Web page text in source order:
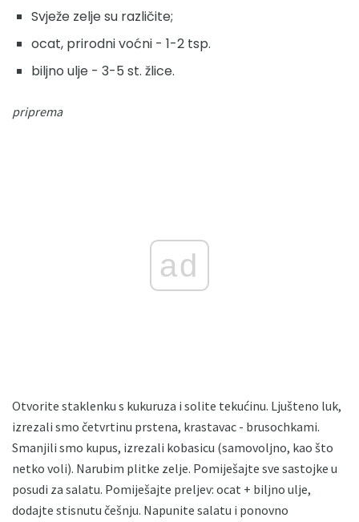
Svježe zelje su različite;
ocat, prirodni voćni - 1-2 tsp.
biljno ulje - 3-5 st. žlice.
priprema
ad
Otvorite staklenku s kukuruza i solite tekućinu. Ljušteno luk,
izrezali smo četvrtinu prstena, krastavac - brusochkami.
Smanjili smo kupus, izrezali kobasicu (samovoljno, kao što
netko voli). Narubim plitke zelje. Pomiješajte sve sastojke u
posudi za salatu. Pomiješajte preljev: ocat + biljno ulje,
dodajte stisnutu češnju. Napunite salatu i ponovno